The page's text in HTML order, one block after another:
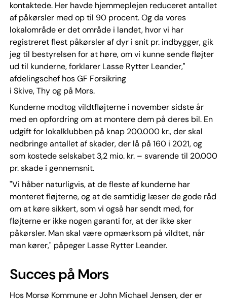
kontaktede. Her havde hjemmeplejen reduceret antallet
af påkørsler med op til 90 procent. Og da vores
lokalområde er det område i landet, hvor vi har
registreret flest påkørsler af dyr i snit pr. indbygger, gik
jeg til bestyrelsen for at høre, om vi kunne sende fløjter
ud til kunderne, forklarer Lasse Rytter Leander,"
afdelingschef hos GF Forsikring
i Skive, Thy og på Mors.
Kunderne modtog vildtfløjterne i november sidste år
med en opfordring om at montere dem på deres bil. En
udgift for lokalklubben på knap 200.000 kr., der skal
nedbringe antallet af skader, der lå på 160 i 2021, og
som kostede selskabet 3,2 mio. kr. – svarende til 20.000
pr. skade i gennemsnit.
"Vi håber naturligvis, at de fleste af kunderne har
monteret fløjterne, og at de samtidig læser de gode råd
om at køre sikkert, som vi også har sendt med, for
fløjterne er ikke nogen garanti for, at der ikke sker
påkørsler. Man skal være opmærksom på vildtet, når
man kører," påpeger Lasse Rytter Leander.
Succes på Mors
Hos Morsø Kommune er John Michael Jensen, der er